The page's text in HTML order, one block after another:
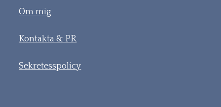
Om mig
Kontakta & PR
Sekretesspolicy